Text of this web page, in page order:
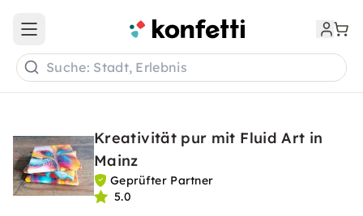
Open main menu
Suche: Stadt, Erlebnis
Kreativität pur mit Fluid Art in
Mainz
Geprüfter Partner
5.0